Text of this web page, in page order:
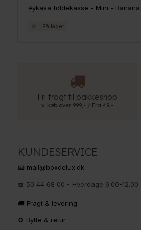
Aykasa foldekasse - Mini - Banana
På lager
Fri fragt til pakkeshop
v. køb over 999,- / Fra 49,-
KUNDESERVICE
📧 mail@boxdelux.dk
☎️ 50 44 68 00 - Hverdage 9.00-12.00
🚚 Fragt & levering
♻️ Bytte & retur